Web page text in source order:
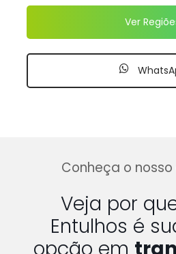
Ver
Conheça o
Veja por
Entulhos é